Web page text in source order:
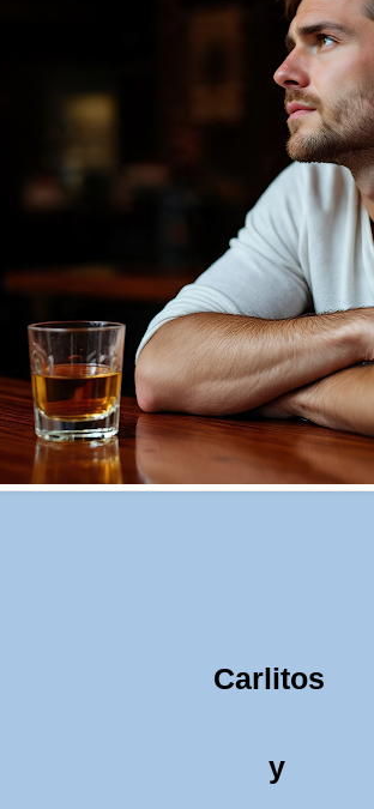
Carlitos
y